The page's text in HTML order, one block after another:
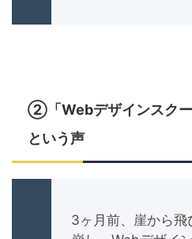
②「Webデザインスクー
という声
3ヶ月前、崖から飛